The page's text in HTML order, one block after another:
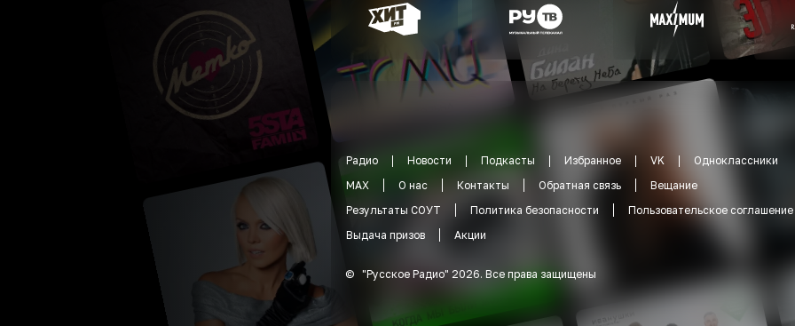
Радио Новости Подкасты Избранное VK
Одноклассники
MAX
О нас Контакты Обратная связь
Вещание
Результаты СОУТ
Политика безопасности
Пользовательское соглашение
Выдача призов
Акции
© "Русское Радио" 2026. Все права защищены